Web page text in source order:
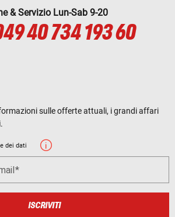
& Servizio Lun-Sab 9-20
40 734 193 60
sulle offerte attuali, i grandi affari
dei dati
ISCRIVITI